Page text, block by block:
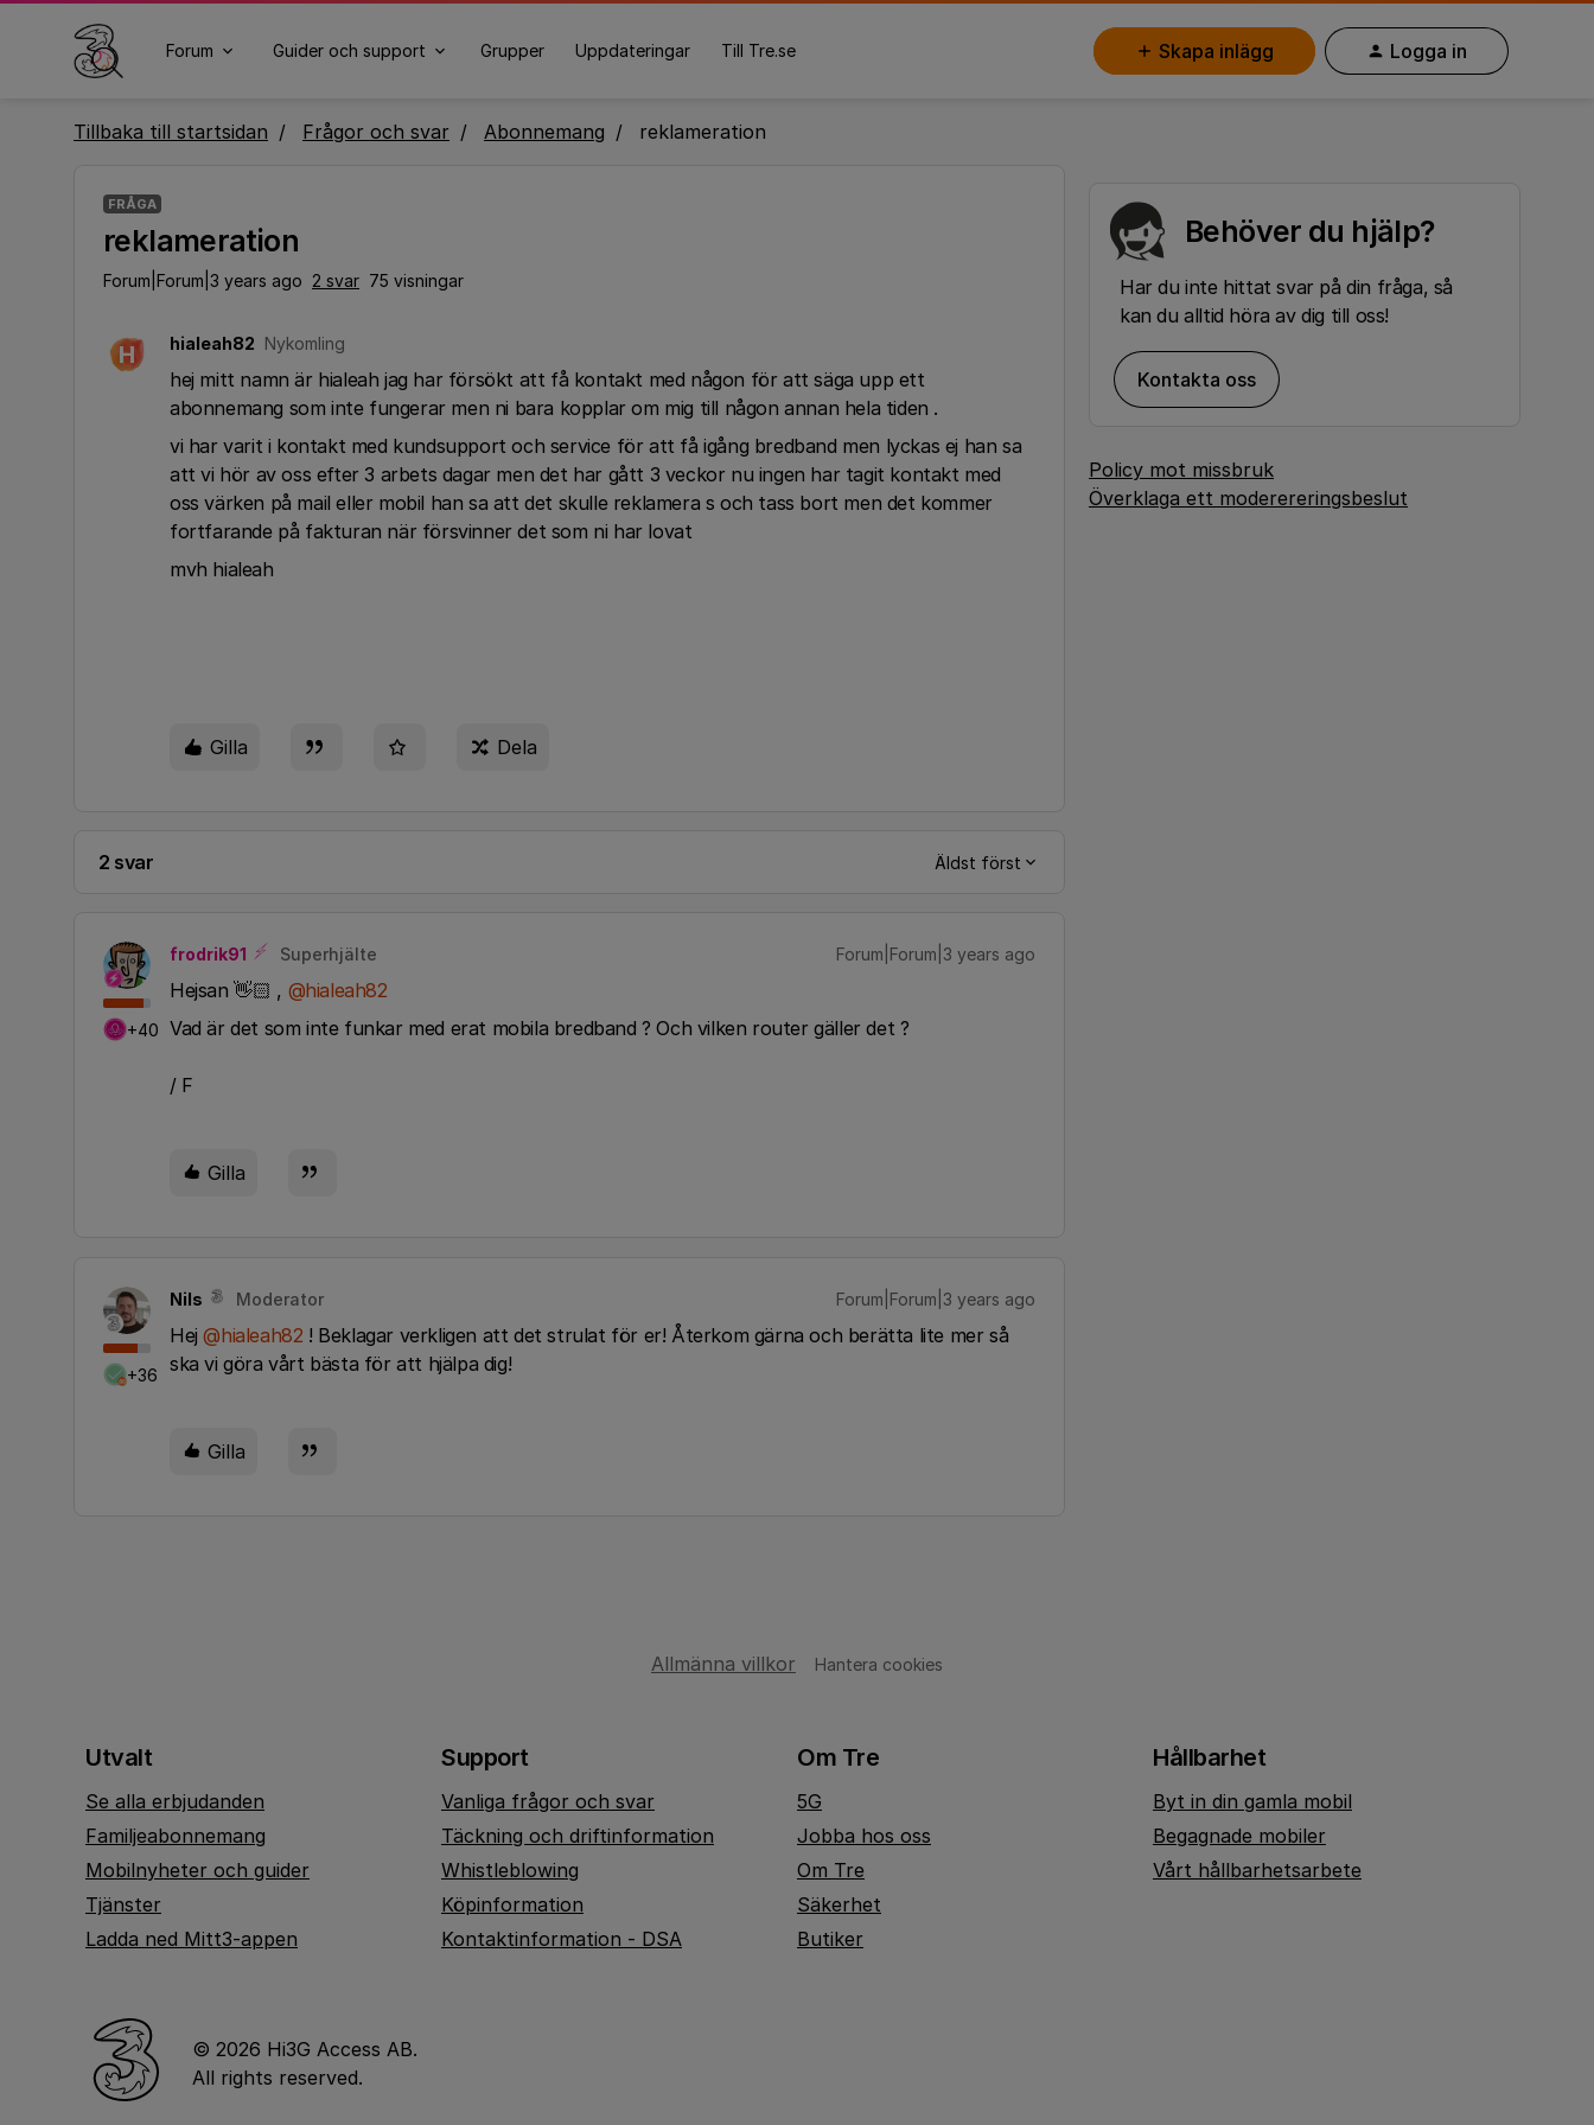
Forum Guider och support Grupper Uppdateringar Till Tre.se Skapa inlägg Logga in
Tillbaka till startsidan Frågor och svar Abonnemang reklameration
FRÅGA
reklameration
Forum|Forum|3 years ago 2 svar 75 visningar
H hialeah82 Nykomling
hej mitt namn är hialeah jag har försökt att få kontakt med någon för att säga upp ett
abonnemang som inte fungerar men ni bara kopplar om mig till någon annan hela tiden .
vi har varit i kontakt med kundsupport och service för att få igång bredband men lyckas ej han sa
att vi hör av oss efter 3 arbets dagar men det har gått 3 veckor nu ingen har tagit kontakt med
oss värken på mail eller mobil han sa att det skulle reklamera s och tass bort men det kommer
fortfarande på fakturan när försvinner det som ni har lovat
mvh hialeah
Gilla Dela
2 svar Äldst först
+40
frodrik91 Superhjälte Forum|Forum|3 years ago
Hejsan 👋🏻 , @hialeah82
Vad är det som inte funkar med erat mobila bredband ? Och vilken router gäller det ?
/ F
Gilla
+36
Nils Moderator Forum|Forum|3 years ago
Hej@hialeah82 ! Beklagar verkligen att det strulat för er! Återkom gärna och berätta lite mer så
ska vi göra vårt bästa för att hjälpa dig!
Gilla
Behöver du hjälp?
Har du inte hittat svar på din fråga, så
kan du alltid höra av dig till oss!
Kontakta oss
Policy mot missbruk
Överklaga ett moderereringsbeslut
Allmänna villkor Hantera cookies
Utvalt
Se alla erbjudanden
Familjeabonnemang
Mobilnyheter och guider
Tjänster
Ladda ned Mitt3-appen
Support
Vanliga frågor och svar
Täckning och driftinformation
Whistleblowing
Köpinformation
Kontaktinformation - DSA
Om Tre
5G
Jobba hos oss
Om Tre
Säkerhet
Butiker
Hållbarhet
Byt in din gamla mobil
Begagnade mobiler
Vårt hållbarhetsarbete
© 2026 Hi3G Access AB.
All rights reserved.